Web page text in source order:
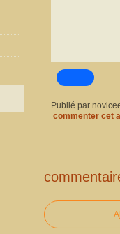
Publié par
commenter cet